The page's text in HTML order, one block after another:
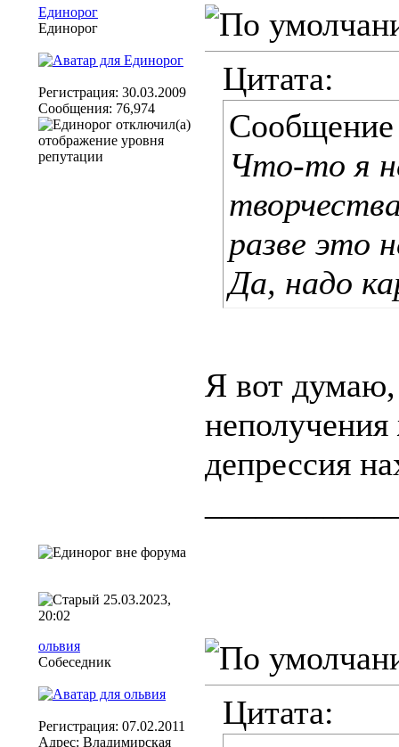
Единорог
Единорог
Регистрация: 30.03.2009
Сообщения: 76,974
Цитата:
Что-то я
разве это
Да, надо
Я вот думаю,
депрессия
25.03.2023,
20:02
ольвия
Собеседник
Регистрация: 07.02.2011
Адрес: Владимирская
Цитата: